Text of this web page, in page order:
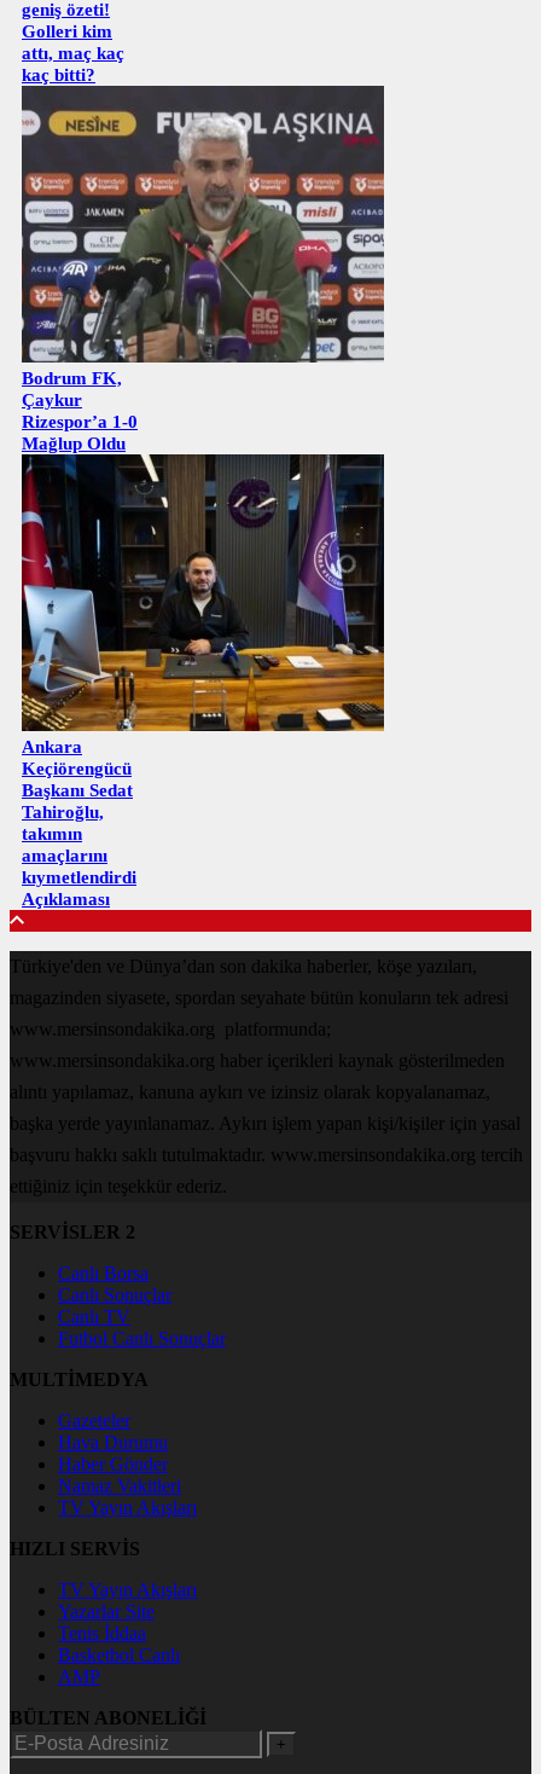
geniş özeti!
Golleri kim
attı, maç kaç
kaç bitti?
Bodrum FK,
Çaykur
Rizespor’a 1-0
Mağlup Oldu
Ankara
Keçiörengücü
Başkanı Sedat
Tahiroğlu,
takımın
amaçlarını
kıymetlendirdi
Açıklaması
Türkiye'den ve Dünya’dan son dakika haberler, köşe yazıları,
magazinden siyasete, spordan seyahate bütün konuların tek adresi
www.mersinsondakika.org platformunda;
www.mersinsondakika.org haber içerikleri kaynak gösterilmeden
alıntı yapılamaz, kanuna aykırı ve izinsiz olarak kopyalanamaz,
başka yerde yayınlanamaz. Aykırı işlem yapan kişi/kişiler için yasal
başvuru hakkı saklı tutulmaktadır. www.mersinsondakika.org tercih
ettiğiniz için teşekkür ederiz.
SERVİSLER 2
Canlı Borsa
Canlı Sonuçlar
Canlı TV
Futbol Canlı Sonuçlar
MULTİMEDYA
Gazeteler
Hava Durumu
Haber Gönder
Namaz Vakitleri
TV Yayın Akışları
HIZLI SERVİS
TV Yayın Akışları
Yazarlar Site
Tenis İddaa
Basketbol Canlı
AMP
BÜLTEN ABONELİĞİ
+